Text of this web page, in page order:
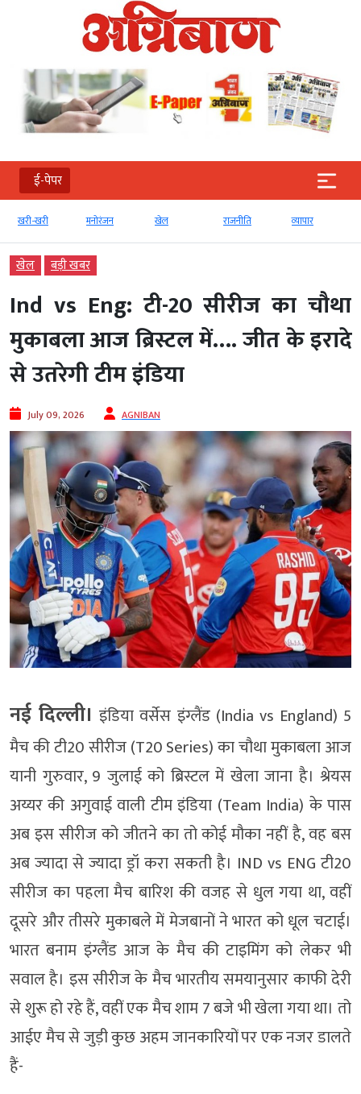
ई-पेपर
खरी-खरी मनोरंजन खेल राजनीति व्‍यापार
खेल बड़ी खबर
Ind vs Eng: टी-20 सीरीज का चौथा
मुकाबला आज ब्रिस्टल में…. जीत के इरादे
से उतरेगी टीम इंडिया
July 09, 2026 AGNIBAN
नई दिल्ली। इंडिया वर्सेस इंग्लैंड (India vs England) 5
मैच की टी20 सीरीज (T20 Series) का चौथा मुकाबला आज
यानी गुरुवार, 9 जुलाई को ब्रिस्टल में खेला जाना है। श्रेयस
अय्यर की अगुवाई वाली टीम इंडिया (Team India) के पास
अब इस सीरीज को जीतने का तो कोई मौका नहीं है, वह बस
अब ज्यादा से ज्यादा ड्रॉ करा सकती है। IND vs ENG टी20
सीरीज का पहला मैच बारिश की वजह से धुल गया था, वहीं
दूसरे और तीसरे मुकाबले में मेजबानों ने भारत को धूल चटाई।
भारत बनाम इंग्लैंड आज के मैच की टाइमिंग को लेकर भी
सवाल है। इस सीरीज के मैच भारतीय समयानुसार काफी देरी
से शुरू हो रहे हैं, वहीं एक मैच शाम 7 बजे भी खेला गया था। तो
आईए मैच से जुड़ी कुछ अहम जानकारियों पर एक नजर डालते
हैं-